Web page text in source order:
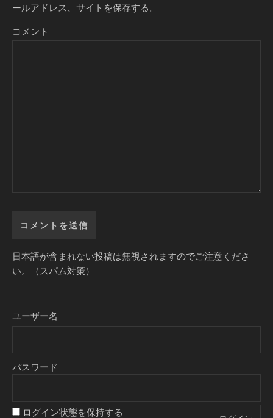
ールアドレス、サイトを保存する。
コメント
日本語が含まれない投稿は無視されますのでご注意くださ
い。（スパム対策）
ユーザー名
パスワード
ログイン状態を保持する